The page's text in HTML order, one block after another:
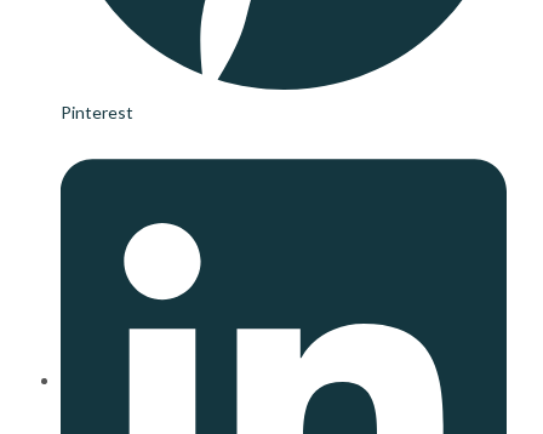
Pinterest